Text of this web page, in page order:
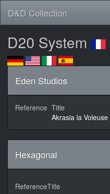
D&D Collection
D20 System
Eden Studios
Reference Title
Akrasia la
Hexagonal
ReferenceTitle